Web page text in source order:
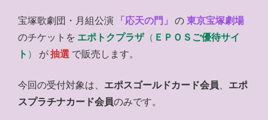
宝塚歌劇団・月組公演 「応天の門」 の 東京宝塚劇場
のチケットを エポトクプラザ（ ＥＰＯＳご優待サイ
ト ） が抽選 で販売します。
今回の受付対象は、 エポスゴールドカード会員、 エポ
スプラチナカード会員のみです。